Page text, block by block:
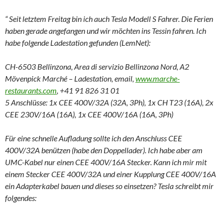
“ Seit letztem Freitag bin ich auch Tesla Modell S Fahrer. Die Ferien
haben gerade angefangen und wir möchten ins Tessin fahren. Ich
habe folgende Ladestation gefunden (LemNet):
CH-6503 Bellinzona, Area di servizio Bellinzona Nord, A2
Mövenpick Marché – Ladestation, email, www.marche-
restaurants.com, +41 91 826 31 01
5 Anschlüsse: 1x CEE 400V/32A (32A, 3Ph), 1x CH T23 (16A), 2x
CEE 230V/16A (16A), 1x CEE 400V/16A (16A, 3Ph)
Für eine schnelle Aufladung sollte ich den Anschluss CEE
400V/32A benützen (habe den Doppellader). Ich habe aber am
UMC-Kabel nur einen CEE 400V/16A Stecker. Kann ich mir mit
einem Stecker CEE 400V/32A und einer Kupplung CEE 400V/16A
ein Adapterkabel bauen und dieses so einsetzen? Tesla schreibt mir
folgendes: